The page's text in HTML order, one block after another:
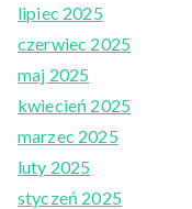
lipiec 2025
czerwiec 2025
maj 2025
kwiecień 2025
marzec 2025
luty 2025
styczeń 2025